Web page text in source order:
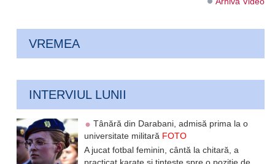
VREMEA
INTERVIUL LUNII
Tânără din Darabani, admisă prima la o
universitate militară FOTO
A jucat fotbal feminin, cântă la chitară, a